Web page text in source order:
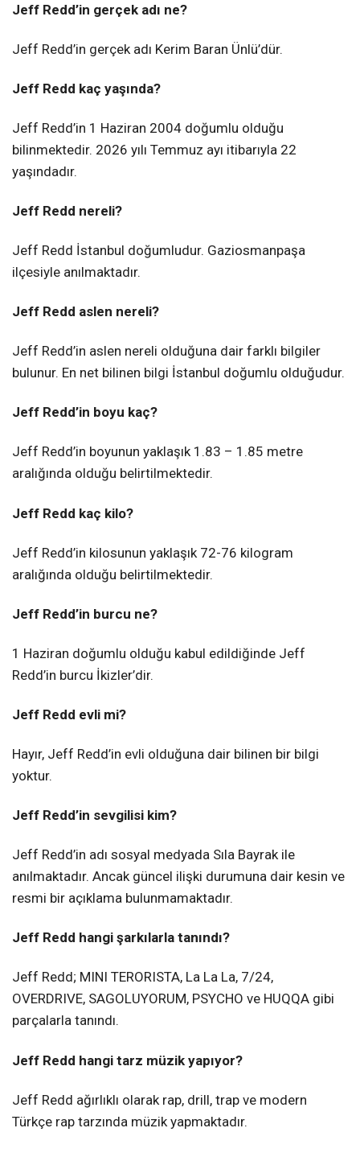
Jeff Redd’in gerçek adı ne?
Jeff Redd’in gerçek adı Kerim Baran Ünlü’dür.
Jeff Redd kaç yaşında?
Jeff Redd’in 1 Haziran 2004 doğumlu olduğu
bilinmektedir. 2026 yılı Temmuz ayı itibarıyla 22
yaşındadır.
Jeff Redd nereli?
Jeff Redd İstanbul doğumludur. Gaziosmanpaşa
ilçesiyle anılmaktadır.
Jeff Redd aslen nereli?
Jeff Redd’in aslen nereli olduğuna dair farklı bilgiler
bulunur. En net bilinen bilgi İstanbul doğumlu olduğudur.
Jeff Redd’in boyu kaç?
Jeff Redd’in boyunun yaklaşık 1.83 – 1.85 metre
aralığında olduğu belirtilmektedir.
Jeff Redd kaç kilo?
Jeff Redd’in kilosunun yaklaşık 72-76 kilogram
aralığında olduğu belirtilmektedir.
Jeff Redd’in burcu ne?
1 Haziran doğumlu olduğu kabul edildiğinde Jeff
Redd’in burcu İkizler’dir.
Jeff Redd evli mi?
Hayır, Jeff Redd’in evli olduğuna dair bilinen bir bilgi
yoktur.
Jeff Redd’in sevgilisi kim?
Jeff Redd’in adı sosyal medyada Sıla Bayrak ile
anılmaktadır. Ancak güncel ilişki durumuna dair kesin ve
resmi bir açıklama bulunmamaktadır.
Jeff Redd hangi şarkılarla tanındı?
Jeff Redd; MINI TERORISTA, La La La, 7/24,
OVERDRIVE, SAGOLUYORUM, PSYCHO ve HUQQA gibi
parçalarla tanındı.
Jeff Redd hangi tarz müzik yapıyor?
Jeff Redd ağırlıklı olarak rap, drill, trap ve modern
Türkçe rap tarzında müzik yapmaktadır.